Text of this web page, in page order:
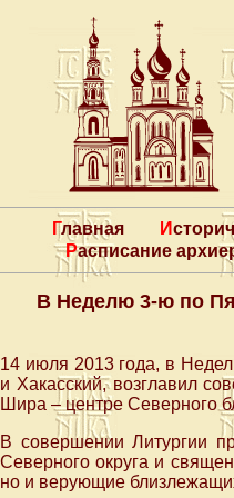
Главная
Расписание
В Неделю 3-ю по
14 июля 2013 года, в
и Хакасский, возглавил
Шира – центре Северного
В совершении Литургии
Северного округа и
но и верующие